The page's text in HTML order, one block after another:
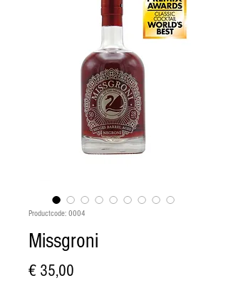
Productcode: 0004
Missgroni
€ 35,00